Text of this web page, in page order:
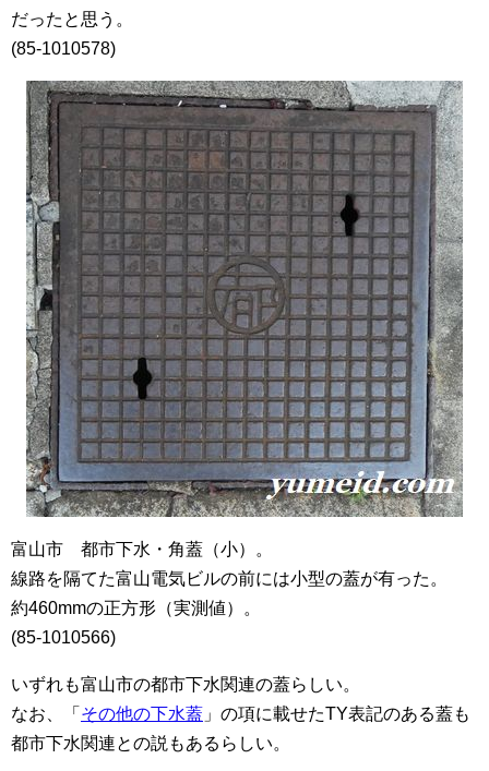
だったと思う。
(85-1010578)
富山市 都市下水・角蓋（小）。
線路を隔てた富山電気ビルの前には小型の蓋が有った。
約460mmの正方形（実測値）。
(85-1010566)
いずれも富山市の都市下水関連の蓋らしい。
なお、「 その他の下水蓋 」の項に載せたTY表記のある蓋も
都市下水関連との説もあるらしい。